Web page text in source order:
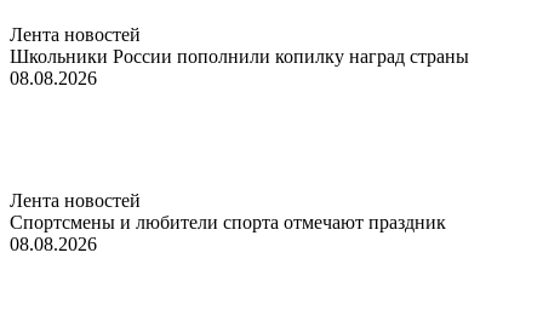
Лента новостей
Школьники России пополнили копилку наград страны
08.08.2026
Лента новостей
Спортсмены и любители спорта отмечают праздник
08.08.2026